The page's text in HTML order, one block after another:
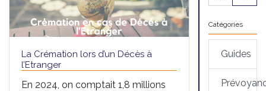
La Crémation lors d’un Décès à
l’Etranger
En 2024, on comptait 1,8 millions
Catégories
Guides